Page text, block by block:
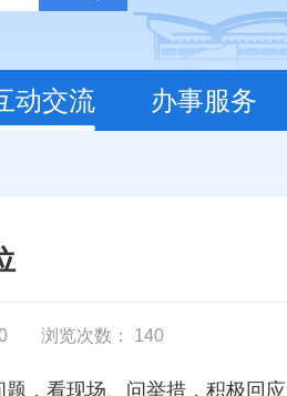
动交流 办事服务
浏览次数： 140
题，看现场、问举措，积极回应